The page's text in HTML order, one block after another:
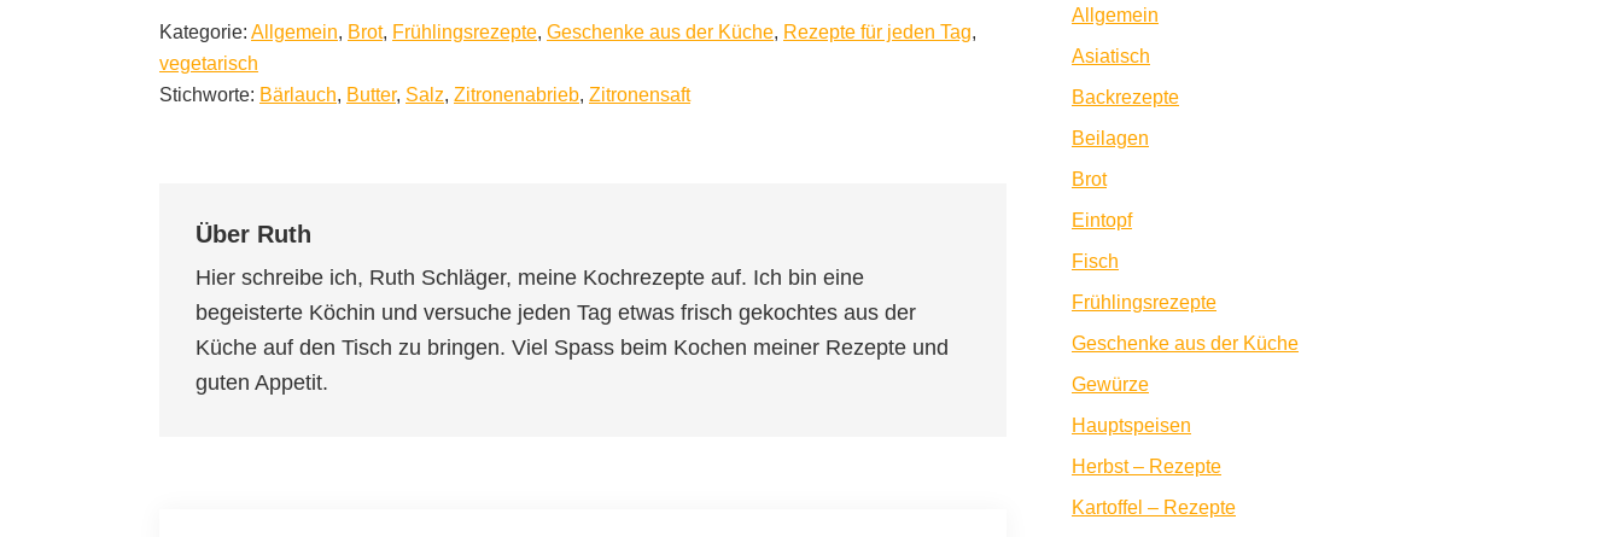
Kategorie: Allgemein, Brot, Frühlingsrezepte, Geschenke aus der Küche, Rezepte für jeden Tag,
vegetarisch
Stichworte: Bärlauch, Butter, Salz, Zitronenabrieb, Zitronensaft
Über Ruth
Hier schreibe ich, Ruth Schläger, meine Kochrezepte auf. Ich bin eine
begeisterte Köchin und versuche jeden Tag etwas frisch gekochtes aus der
Küche auf den Tisch zu bringen. Viel Spass beim Kochen meiner Rezepte und
guten Appetit.
Allgemein
Asiatisch
Backrezepte
Beilagen
Brot
Eintopf
Fisch
Frühlingsrezepte
Geschenke aus der Küche
Gewürze
Hauptspeisen
Herbst – Rezepte
Kartoffel – Rezepte